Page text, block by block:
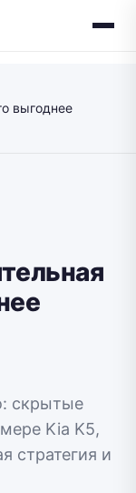
выгоднее
скрытые
Kia K5,
стратегия и